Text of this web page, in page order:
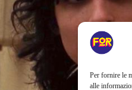
Per fornire le
alle